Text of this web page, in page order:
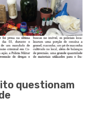
questionam